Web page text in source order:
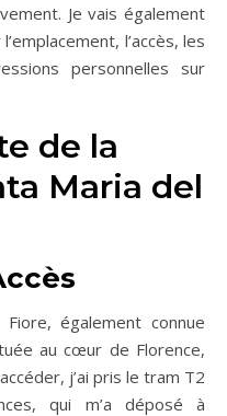
Je vais également
l’accès, les
personnelles sur
de la
Maria del
également connue
au cœur de Florence,
j’ai pris le tram T2
qui m’a déposé à